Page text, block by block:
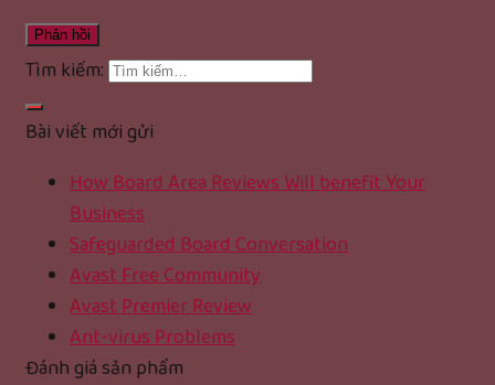
Tìm kiếm:
Bài viết mới gửi
How Board Area Reviews Will benefit Your
Business
Safeguarded Board Conversation
Avast Free Community
Avast Premier Review
Ant-virus Problems
Đánh giá sản phẩm